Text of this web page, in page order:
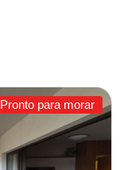
Pronto para morar